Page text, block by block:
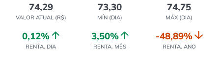
74,29
VALOR ATUAL (R$)
73,30
MÍN (DIA)
74,75
MÁX (DIA)
0,12%
RENTA. DIA
3,50%
RENTA. MÊS
-48,89%
RENTA. ANO